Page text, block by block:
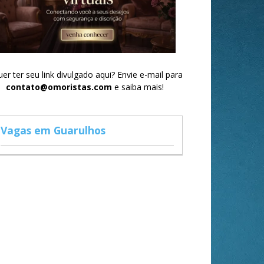
ter seu link divulgado aqui? Envie e-mail para
contato@omoristas.com e saiba mais!
Vagas em Guarulhos